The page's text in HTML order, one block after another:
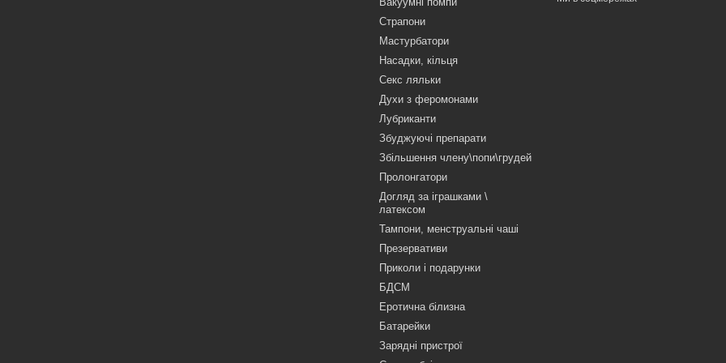
Страпони
Мастурбатори
Насадки, кільця
Секс ляльки
Духи з феромонами
Лубриканти
Збуджуючі препарати
Збільшення члену\попи\грудей
Пролонгатори
Догляд за іграшками \
латексом
Тампони, менструальні чаші
Презервативи
Приколи і подарунки
БДСМ
Еротична білизна
Батарейки
Зарядні пристрої